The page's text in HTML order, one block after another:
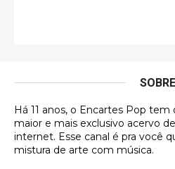
DVD MIDINHO
Francierton
SOBRE
Há 11 anos, o Encartes Pop
maior e mais exclusivo acervo
internet. Esse canal é pra você
mistura de arte com música.